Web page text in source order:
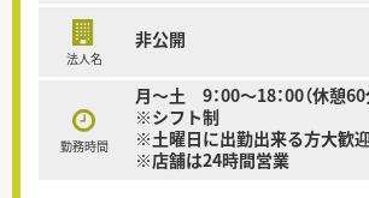
法人名
非公開
勤務時間
月～土 9：00～18：00（休憩60
※シフト制
※土曜日に出勤出来る方大歓迎
※店舗は24時間営業